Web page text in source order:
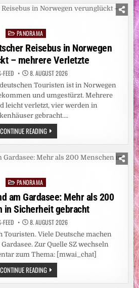
STEINWERKZEUGEN
SICHTBARE
Posted
in
PANORAMA
Reisebus in Norwegen
– mehrere Verletzte
FEED 8. AUGUST 2026
Touristen ist in Norwegen
und umgestürzt. Mehrere
leicht verletzt, vier werden in
gebracht….
CONTINUE READINGNORWEGEN:
DEUTSCHER
REISEBUS
NORWEGEN
VERUNGLÜCKT
Posted
in
PANORAMA
am Gardasee: Mehr als 200
in Sicherheit gebracht
FEED 8. AUGUST 2026
Touristen. Viele Deutsche machen
Zur Quelle SZ wechseln
zum Thema: [mwai_chat]
CONTINUE READINGITALIEN:
WALDBRAND
AM